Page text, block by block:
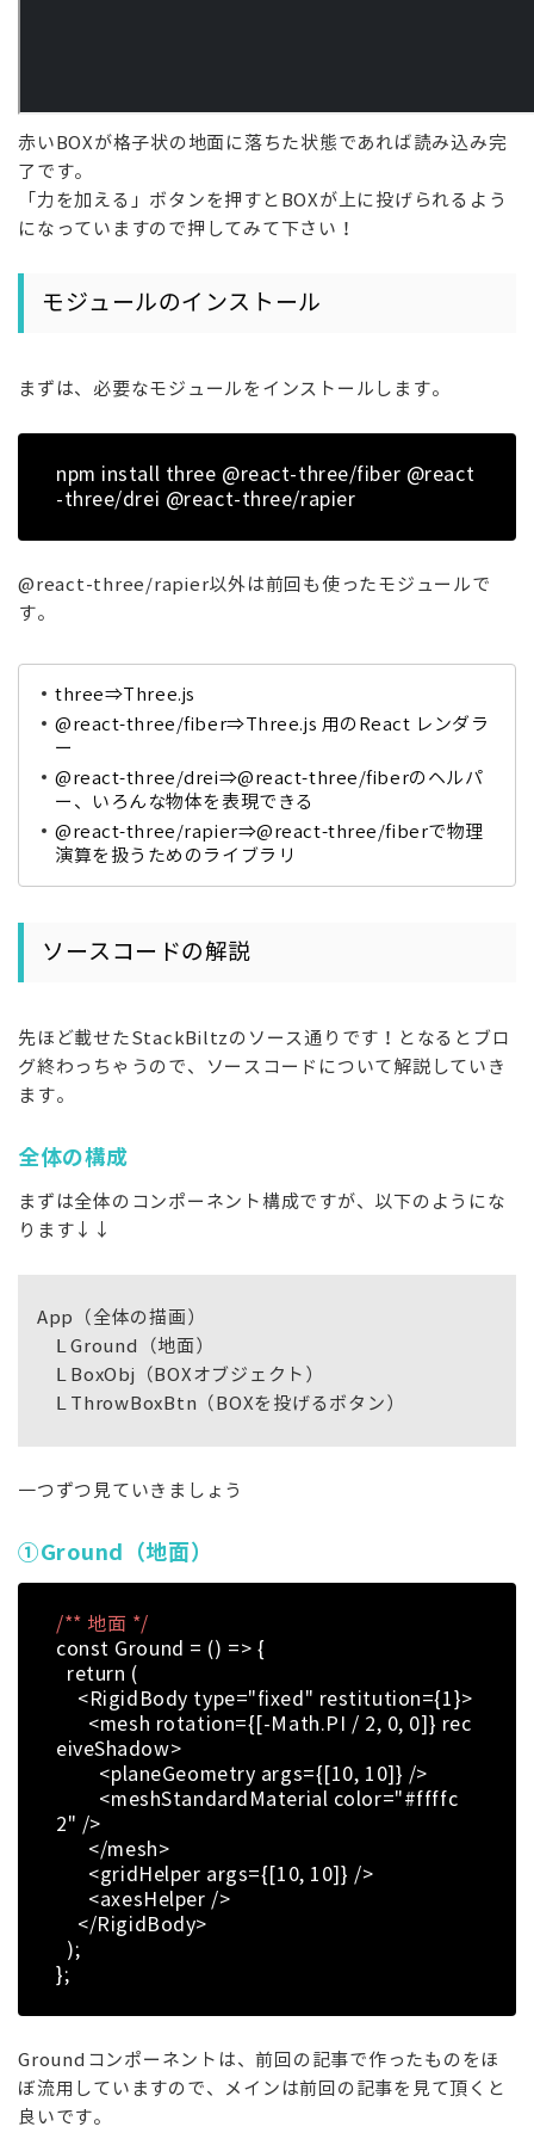
赤いBOXが格子状の地面に落ちた状態であれば読み込み完
了です。
「力を加える」ボタンを押すとBOXが上に投げられるよう
になっていますので押してみて下さい！
モジュールのインストール
まずは、必要なモジュールをインストールします。
npm install three @react-three/fiber @react
-three/drei @react-three/rapier
@react-three/rapier以外は前回も使ったモジュールで
す。
three⇒Three.js
@react-three/fiber⇒Three.js 用のReact レンダラ
ー
@react-three/drei⇒@react-three/fiberのヘルパ
ー、いろんな物体を表現できる
@react-three/rapier⇒@react-three/fiberで物理
演算を扱うためのライブラリ
ソースコードの解説
先ほど載せたStackBiltzのソース通りです！となるとブロ
グ終わっちゃうので、ソースコードについて解説していき
ます。
全体の構成
まずは全体のコンポーネント構成ですが、以下のようにな
ります↓↓
App（全体の描画）
Ⅼ Ground（地面）
Ⅼ BoxObj（BOXオブジェクト）
Ⅼ ThrowBoxBtn（BOXを投げるボタン）
一つずつ見ていきましょう
①Ground（地面）
/** 地面 */
const Ground = () => {
return (
<RigidBody type="fixed" restitution={1}>
<mesh rotation={[-Math.PI / 2, 0, 0]} rec
eiveShadow>
<planeGeometry args={[10, 10]} />
<meshStandardMaterial color="#ffffc
2" />
</mesh>
<gridHelper args={[10, 10]} />
<axesHelper />
</RigidBody>
);
};
Groundコンポーネントは、前回の記事で作ったものをほ
ぼ流用していますので、メインは前回の記事を見て頂くと
良いです。